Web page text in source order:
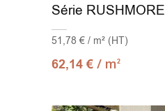
Série RUSHMORE
51,78 € / m² (HT)
62,14€ / m2